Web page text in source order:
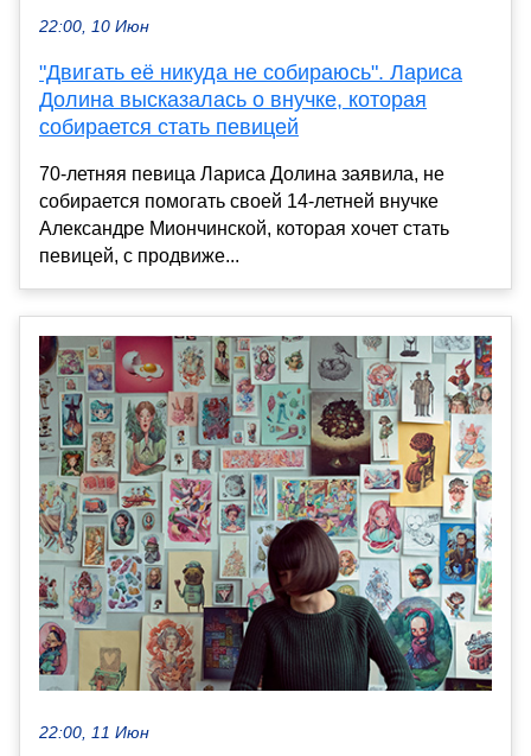
22:00, 10 Июн
"Двигать её никуда не собираюсь". Лариса
Долина высказалась о внучке, которая
собирается стать певицей
70-летняя певица Лариса Долина заявила, не
собирается помогать своей 14-летней внучке
Александре Миончинской, которая хочет стать
певицей, с продвиже...
22:00, 11 Июн